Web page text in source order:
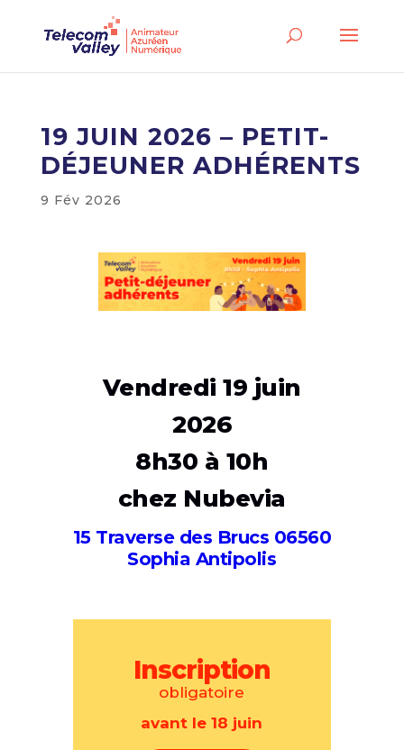
19 JUIN 2026 – PETIT-
DÉJEUNER ADHÉRENTS
9 Fév 2026
Vendredi 19 juin
2026
8h30 à 10h
chez Nubevia
15 Traverse des Brucs 06560
Sophia Antipolis
Inscription
obligatoire
avant le 18 juin